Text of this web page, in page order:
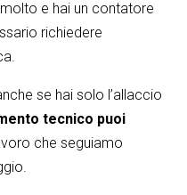
molto e hai un contatore
richiedere
se hai solo l’allaccio
tecnico puoi
che seguiamo